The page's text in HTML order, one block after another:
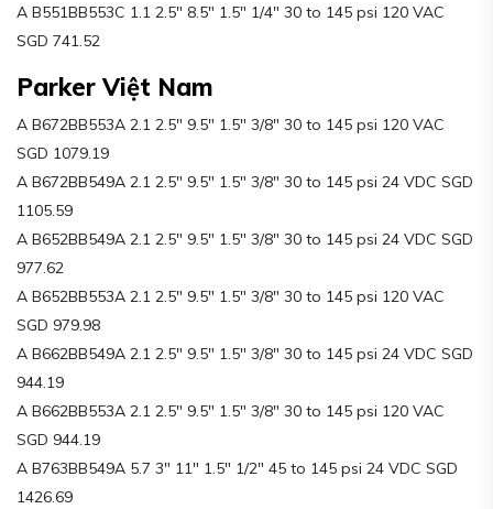
A B551BB553C 1.1 2.5″ 8.5″ 1.5″ 1/4″ 30 to 145 psi 120 VAC
SGD 741.52
Parker Việt Nam
A B672BB553A 2.1 2.5″ 9.5″ 1.5″ 3/8″ 30 to 145 psi 120 VAC
SGD 1079.19
A B672BB549A 2.1 2.5″ 9.5″ 1.5″ 3/8″ 30 to 145 psi 24 VDC SGD
1105.59
A B652BB549A 2.1 2.5″ 9.5″ 1.5″ 3/8″ 30 to 145 psi 24 VDC SGD
977.62
A B652BB553A 2.1 2.5″ 9.5″ 1.5″ 3/8″ 30 to 145 psi 120 VAC
SGD 979.98
A B662BB549A 2.1 2.5″ 9.5″ 1.5″ 3/8″ 30 to 145 psi 24 VDC SGD
944.19
A B662BB553A 2.1 2.5″ 9.5″ 1.5″ 3/8″ 30 to 145 psi 120 VAC
SGD 944.19
A B763BB549A 5.7 3″ 11″ 1.5″ 1/2″ 45 to 145 psi 24 VDC SGD
1426.69